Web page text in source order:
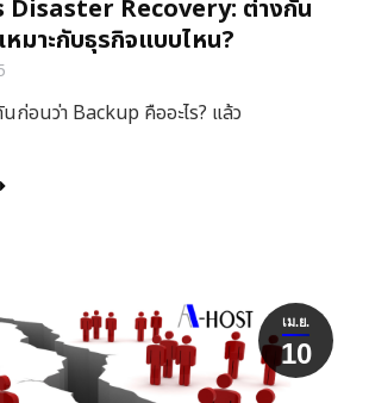
Disaster Recovery: ต่างกัน
หมาะกับธุรกิจแบบไหน?
ก่อนว่า Backup คืออะไร? แล้ว
เม.ย.
10